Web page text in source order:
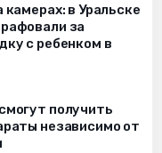
камерах: в Уральске
за
с ребенком в
получить
независимо от